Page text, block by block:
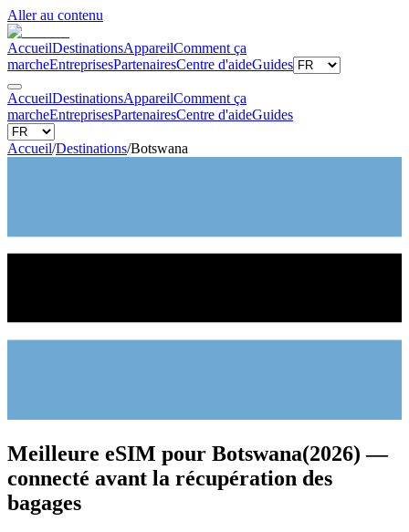
Aller au contenu
AccueilDestinationsAppareilComment ça
marcheEntreprisesPartenairesCentre d'aideGuides
AccueilDestinationsAppareilComment ça
marcheEntreprisesPartenairesCentre d'aideGuides
Accueil/Destinations/Botswana
Meilleure eSIM pour Botswana(2026) —
connecté avant la récupération des
bagages